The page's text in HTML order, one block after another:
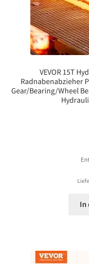
VEVOR 15T
Radnabenabzieher
Gear/Bearing/Wheel
In